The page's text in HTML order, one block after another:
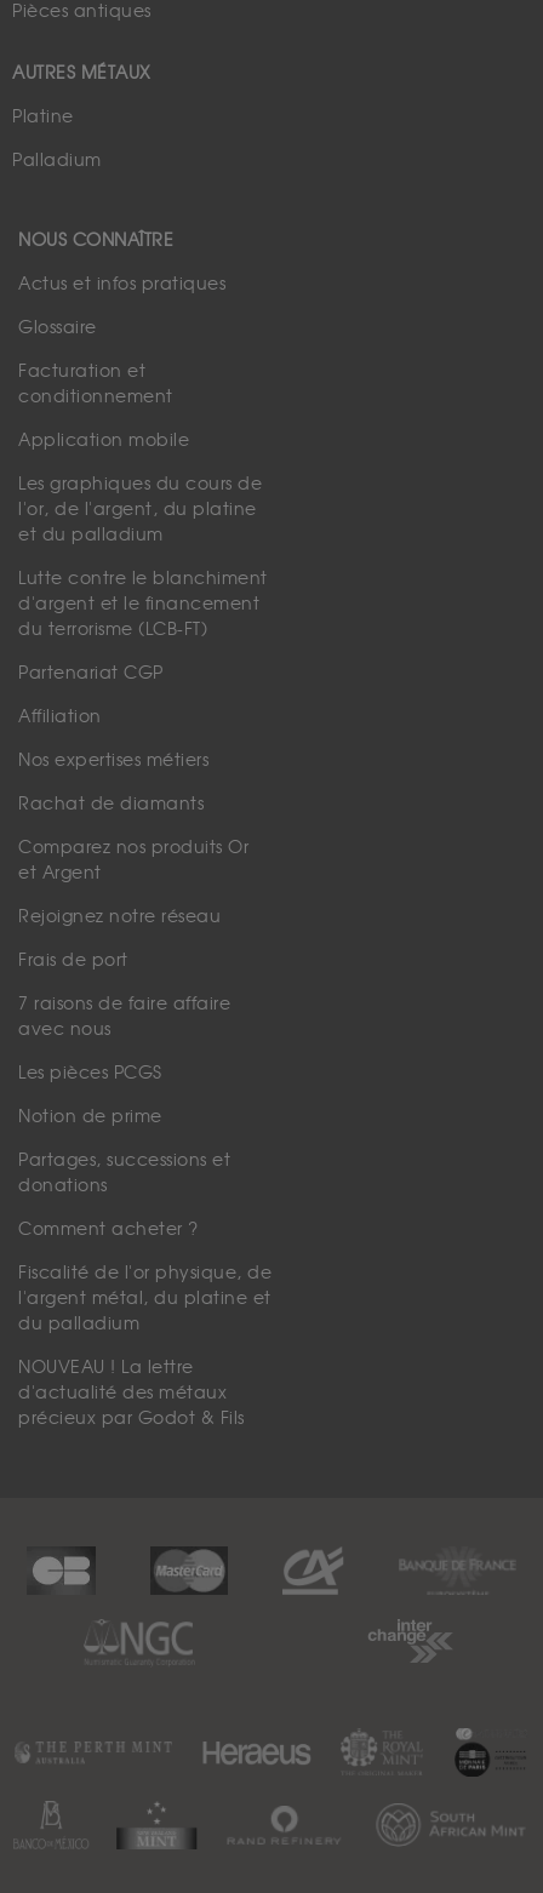
Pièces antiques
AUTRES MÉTAUX
Platine
Palladium
NOUS CONNAÎTRE
Actus et infos pratiques
Glossaire
Facturation et
conditionnement
Application mobile
Les graphiques du cours de
l'or, de l'argent, du platine
et du palladium
Lutte contre le blanchiment
d'argent et le financement
du terrorisme (LCB-FT)
Partenariat CGP
Affiliation
Nos expertises métiers
Rachat de diamants
Comparez nos produits Or
et Argent
Rejoignez notre réseau
Frais de port
7 raisons de faire affaire
avec nous
Les pièces PCGS
Notion de prime
Partages, successions et
donations
Comment acheter ?
Fiscalité de l'or physique, de
l'argent métal, du platine et
du palladium
NOUVEAU ! La lettre
d'actualité des métaux
précieux par Godot & Fils